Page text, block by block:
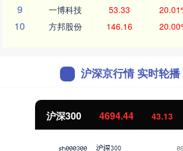
9 一博科技 53.33
10 方邦股份 146.16
沪深京行情 实时轮播
沪深300 4694.44 43.13